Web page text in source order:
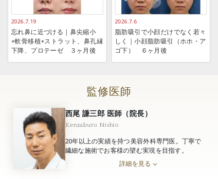
2026.7.19
忘れ鼻に近づける｜鼻尖縮小
+軟骨移植+ストラット、鼻孔縁
下降、プロテーゼ ３ヶ月後
2026.7.6
脂肪吸引で小顔だけでなく若々
しく｜小顔脂肪吸引（ホホ・ア
ゴ下） ６ヶ月後
監修医師
西尾 謙三郎 医師（院長）
Kenzaburo Nishio
20年以上の実績を持つ美容外科専門医。丁寧で
繊細な施術でお客様の望む実現を目指す。
詳細を見る